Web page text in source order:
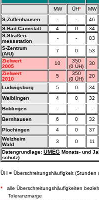
MW ÜH*
MW
S-Zuffenhausen
- -
46
S-Bad Cannstatt 4 0
34
S-Straßen-
messstation
- -
83
S-Zentrum
(AfU)
7 0
53
Zielwert
2005
10
350
(0 ÜH)
30
Zielwert
2010
5
350
(0 ÜH)
20
Ludwigsburg 5 0
34
Waiblingen
4 0
32
Böblingen
- -
-
Bernhausen
6 0
32
Plochingen
4 0
37
Welzheim
Wald
3 0
11
Datengrundlage: UMEG Monats- und
schutz)
ÜH = Überschreitungshäufigkeit (Stunden
* alle Überschreitungshäufigkeiten
Toleranzmarge